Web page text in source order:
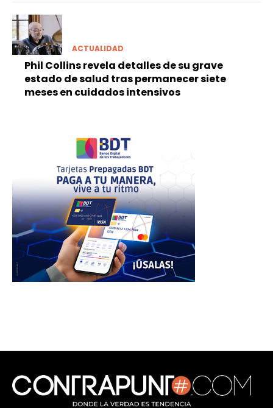
ACTUALIDAD
Phil Collins revela detalles de su grave
estado de salud tras permanecer siete
meses en cuidados intensivos